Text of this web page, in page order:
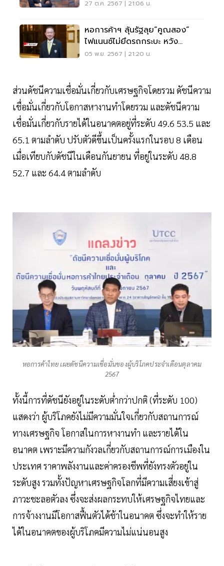
แข่งขันประเทศ
27 ต.ค. 2567 | 21:06 น.
หอการค้าฯ ลุ้นรัฐลุย“คูณสอง”
ไฟแนนซ์ไม่ยึดรถกระบะ หวัง
ศก.ไทยปี 68 โต 3%
05 พ.ย. 2567 | 21:20 น.
ส่วนดัชนีความเชื่อมั่นเกี่ยวกับเศรษฐกิจโดยรวม ดัชนีความ
เชื่อมั่นเกี่ยวกับโอกาสหางานทำโดยรวม และดัชนีความ
เชื่อมั่นเกี่ยวกับรายได้ในอนาคตอยู่ที่ระดับ 49.6 53.5 และ
65.1 ตามลำดับ ปรับตัวดีขึ้นเป็นครั้งแรกในรอบ 8 เดือน
เมื่อเทียบกับดัชนีในเดือนกันยายน ที่อยู่ในระดับ 48.8
52.7 และ 64.4 ตามลำดับ
หอการค้าไทย เผยดัชนีความเชื่อมั่นของผู้บริโภคประจำเดือนตุลาคม
2567
ทั้งนี้การที่ดัชนียังอยู่ในระดับต่ำกว่าปกติ (ที่ระดับ 100)
แสดงว่า ผู้บริโภคยังไม่มีความมั่นใจเกี่ยวกับสถานการณ์
ทางเศรษฐกิจ โอกาสในการหางานทำ และรายได้ใน
อนาคต เพราะมีความกังวลเกี่ยวกับสถานการณ์การเมืองใน
ประเทศ ราคาพลังงานและค่าครองชีพที่ยังทรงตัวอยู่ใน
ระดับสูง รวมทั้งปัญหาเศรษฐกิจโลกที่มีความเสี่ยงเข้าสู่
ภาวะชะลอตัวลง ซึ่งจะส่งผลกระทบให้เศรษฐกิจไทยและ
การจ้างงานมีโอกาสฟื้นตัวได้ช้าในอนาคต ซึ่งจะทำให้ราย
ได้ในอนาคตของผู้บริโภคมีความไม่แน่นอนสูง